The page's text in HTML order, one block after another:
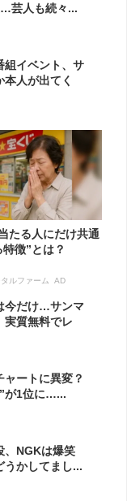
芸人も続々...
組イベント、サ
人が出てく
たる人にだけ共通
徴”とは？
ルファーム AD
今だけ…サンマ
実質無料でレ
ートに異変？
が1位に…...
、NGKは爆笑
かしてまし...